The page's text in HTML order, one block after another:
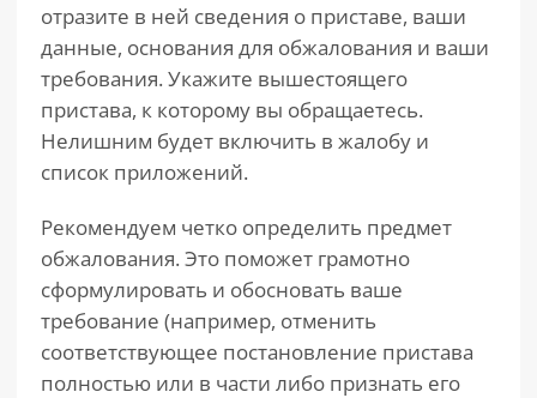
отразите в ней сведения о приставе, ваши
данные, основания для обжалования и ваши
требования. Укажите вышестоящего
пристава, к которому вы обращаетесь.
Нелишним будет включить в жалобу и
список приложений.
Рекомендуем четко определить предмет
обжалования. Это поможет грамотно
сформулировать и обосновать ваше
требование (например, отменить
соответствующее постановление пристава
полностью или в части либо признать его